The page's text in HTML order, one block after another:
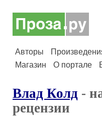
Авторы
Магазин
О портале
Влад Колд -
рецензии